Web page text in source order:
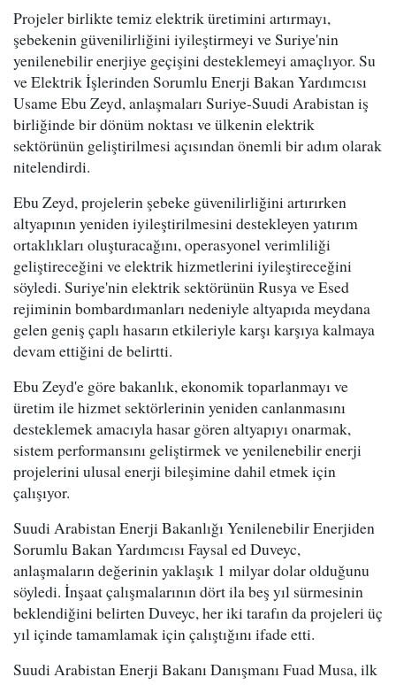
Projeler birlikte temiz elektrik üretimini artırmayı,
şebekenin güvenilirliğini iyileştirmeyi ve Suriye'nin
yenilenebilir enerjiye geçişini desteklemeyi amaçlıyor. Su
ve Elektrik İşlerinden Sorumlu Enerji Bakan Yardımcısı
Usame Ebu Zeyd, anlaşmaları Suriye-Suudi Arabistan iş
birliğinde bir dönüm noktası ve ülkenin elektrik
sektörünün geliştirilmesi açısından önemli bir adım olarak
nitelendirdi.
Ebu Zeyd, projelerin şebeke güvenilirliğini artırırken
altyapının yeniden iyileştirilmesini destekleyen yatırım
ortaklıkları oluşturacağını, operasyonel verimliliği
geliştireceğini ve elektrik hizmetlerini iyileştireceğini
söyledi. Suriye'nin elektrik sektörünün Rusya ve Esed
rejiminin bombardımanları nedeniyle altyapıda meydana
gelen geniş çaplı hasarın etkileriyle karşı karşıya kalmaya
devam ettiğini de belirtti.
Ebu Zeyd'e göre bakanlık, ekonomik toparlanmayı ve
üretim ile hizmet sektörlerinin yeniden canlanmasını
desteklemek amacıyla hasar gören altyapıyı onarmak,
sistem performansını geliştirmek ve yenilenebilir enerji
projelerini ulusal enerji bileşimine dahil etmek için
çalışıyor.
Suudi Arabistan Enerji Bakanlığı Yenilenebilir Enerjiden
Sorumlu Bakan Yardımcısı Faysal ed Duveyc,
anlaşmaların değerinin yaklaşık 1 milyar dolar olduğunu
söyledi. İnşaat çalışmalarının dört ila beş yıl sürmesinin
beklendiğini belirten Duveyc, her iki tarafın da projeleri üç
yıl içinde tamamlamak için çalıştığını ifade etti.
Suudi Arabistan Enerji Bakanı Danışmanı Fuad Musa, ilk